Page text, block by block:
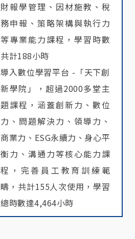
財報學管理、因材施教、稅
務申報、策略架構與執行力
等專業能力課程，學習時數
共計188小時
導入數位學習平台 -「天下創
新學院」，超過2000多堂主
題課程，涵蓋創新力、數位
力、問題解決力、領導力、
商業力、ESG永續力、身心平
衡力、溝通力等核心能力課
程，完善員工教育訓練範
疇，共計155人次使用，學習
總時數達4,464小時